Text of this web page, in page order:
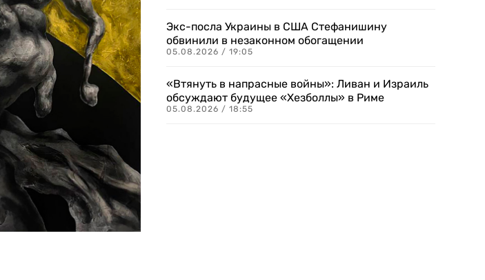
Экс-посла Украины в США Стефанишину
обвинили в незаконном обогащении
05.08.2026 / 19:05
«Втянуть в напрасные войны»: Ливан и Израиль
обсуждают будущее «Хезболлы» в Риме
05.08.2026 / 18:55